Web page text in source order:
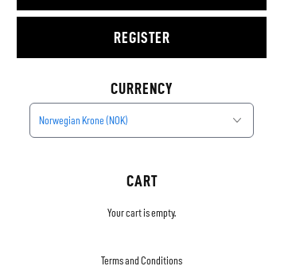
REGISTER
CURRENCY
Norwegian Krone (NOK)
CART
Your cart is empty.
Terms and Conditions